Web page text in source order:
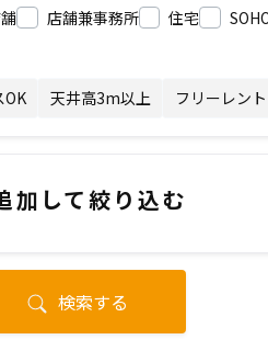
店舗兼事務所 住宅
OK 天井高3m以上 フリーレント
加して絞り込む
検索する